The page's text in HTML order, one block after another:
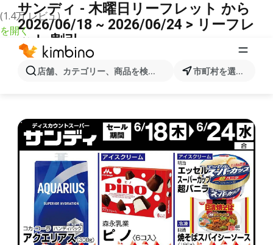
(1.4万 レビュ)
を開く
店舗、カテゴリー、商品を検索... 市町村を選択します
サンディ - 木曜日リーフレット から
2026/06/18 ~ 2026/06/24 > リーフレ
ット 割引